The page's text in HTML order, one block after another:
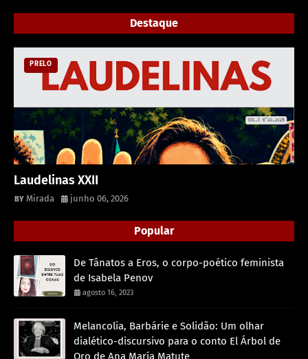
Destaque
PRELO
Laudelinas XXII
Mirada junho 06, 2026
Popular
De Tânatos a Eros, o corpo-poético feminista
de Isabela Penov
agosto 16, 2023
Melancolia, Barbárie e Solidão: Um olhar
dialético-discursivo para o conto El Árbol de
Oro de Ana María Matute